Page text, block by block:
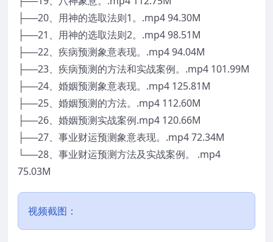
├──20、用神的选取法则1。.mp4 94.30M
├──21、用神的选取法则2。.mp4 98.51M
├──22、疾病预测象意表现。.mp4 94.04M
├──23、疾病预测的方法和实战案例。.mp4 101.99M
├──24、婚姻预测象意表现。.mp4 125.81M
├──25、婚姻预测的方法。.mp4 112.60M
├──26、婚姻预测实战案例.mp4 120.66M
├──27、事业财运预测象意表现。.mp4 72.34M
└──28、事业财运预测方法及实战案例。 .mp4
75.03M
视频截图：